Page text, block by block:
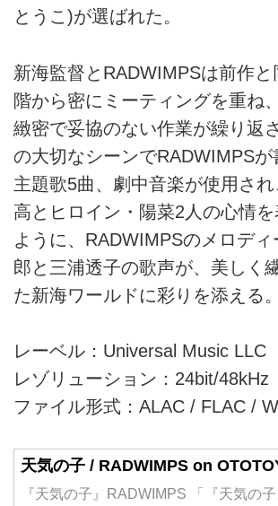
とうこ)が選ばれた。
新海監督とRADWIMPSは前作
階から密にミーティングを重ね
緻密で妥協のない作業が繰り返
の大切なシーンでRADWIMPSが
主題歌5曲、劇中音楽が使用さ
高とヒロイン・陽菜2人の心情
ように、RADWIMPSのメロデ
郎と三浦透子の歌声が、美しく
た新海ワールドに彩りを添える。
レーベル：Universal Music LLC
レゾリューション：24bit/48kHz
ファイル形式：ALAC / FLAC /
天気の子 / RADWIMPS on
『天気の子』RADWIMPS 「『天気の